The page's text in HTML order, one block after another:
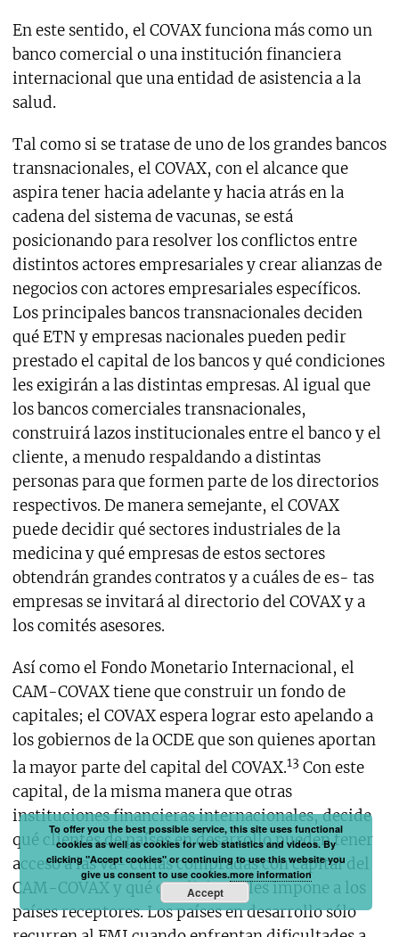
En este sentido, el COVAX funciona más como un
banco comercial o una institución financiera
internacional que una entidad de asistencia a la
salud.
Tal como si se tratase de uno de los grandes bancos
transnacionales, el COVAX, con el alcance que
aspira tener hacia adelante y hacia atrás en la
cadena del sistema de vacunas, se está
posicionando para resolver los conflictos entre
distintos actores empresariales y crear alianzas de
negocios con actores empresariales específicos.
Los principales bancos transnacionales deciden
qué ETN y empresas nacionales pueden pedir
prestado el capital de los bancos y qué condiciones
les exigirán a las distintas empresas. Al igual que
los bancos comerciales transnacionales,
construirá lazos institucionales entre el banco y el
cliente, a menudo respaldando a distintas
personas para que formen parte de los directorios
respectivos. De manera semejante, el COVAX
puede decidir qué sectores industriales de la
medicina y qué empresas de estos sectores
obtendrán grandes contratos y a cuáles de es- tas
empresas se invitará al directorio del COVAX y a
los comités asesores.
Así como el Fondo Monetario Internacional, el
CAM-COVAX tiene que construir un fondo de
capitales; el COVAX espera lograr esto apelando a
los gobiernos de la OCDE que son quienes aportan
la mayor parte del capital del COVAX.13 Con este
capital, de la misma manera que otras
instituciones financieras internacionales, decide
qué clientes de países en desarrollo pueden tener
acceso a las va- cunas compradas con capital del
CAM-COVAX y qué condiciones les impone a los
países receptores. Los países en desarrollo sólo
To offer you the best possible service, this site uses functional
cookies as well as cookies for web statistics and videos. By
clicking "Accept cookies" or continuing to use this website you
give us consent to use cookies.more information
Accept